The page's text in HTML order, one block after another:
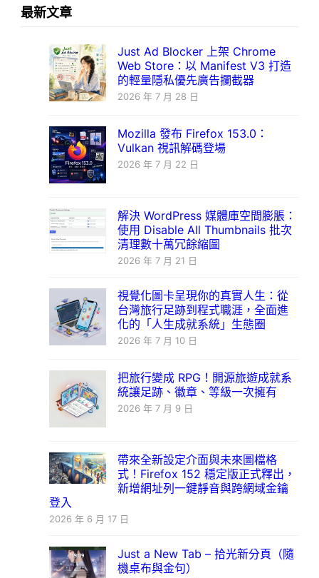
最新文章
Just Ad Blocker 上架 Chrome
Web Store：以 Manifest V3 打造
的輕量隱私優先廣告攔截器
2026 年 7 月 28 日
Mozilla 發布 Firefox 153.0：
Vulkan 視訊解碼登場
2026 年 7 月 22 日
解決 WordPress 媒體庫空間膨脹：
使用 Disable All Thumbnails 批次
清理數十萬冗餘縮圖
2026 年 7 月 21 日
視覺化圖卡呈現你的真實人生：從
台灣旅行足跡到程式職涯，全面進
化的「人生成就系統」生態圈
2026 年 7 月 10 日
把旅行變成 RPG！開源旅遊成就系
統讓足跡、徽章、等級一次擁有
2026 年 7 月 9 日
帶來全新設定介面與未來圖檔格
式！Firefox 152 穩定版正式釋出，
新增網址列一鍵靜音與跨網域金鑰
登入
2026 年 6 月 17 日
Just a New Tab – 拾光新分頁（隨
機桌布與金句）